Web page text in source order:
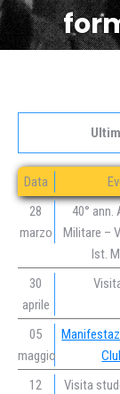
Data
28
marzo
40° ann.
Militare –
Ist.
30
aprile
05
maggio
12
Visita